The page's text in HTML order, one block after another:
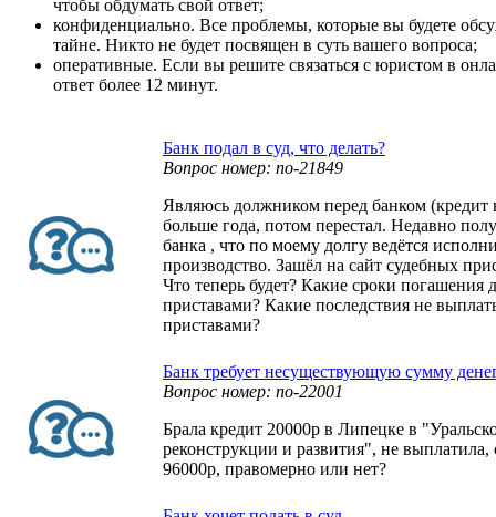
чтобы обдумать свой ответ;
конфиденциально. Все проблемы, которые вы будете
тайне. Никто не будет посвящен в суть вашего вопроса;
оперативные. Если вы решите связаться с юристом в
ответ более 12 минут.
Банк подал в суд, что делать?
Вопрос номер: no-21849
Являюсь должником перед банком
больше года, потом перестал. Недавно
банка , что по моему долгу ведётся
производство. Зашёл на сайт судебных
Что теперь будет? Какие сроки погашения
приставами? Какие последствия не
приставами?
Банк требует несуществующую сумму
Вопрос номер: no-22001
Брала кредит 20000р в Липецке в
реконструкции и развития", не выплатила,
96000р, правомерно или нет?